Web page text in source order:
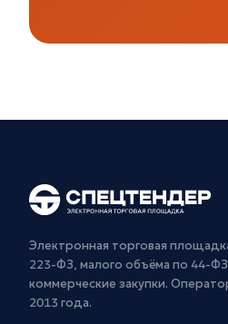
Электронная торговая
223-ФЗ, малого объёма по 44-
коммерческие закупки.
2013 года.